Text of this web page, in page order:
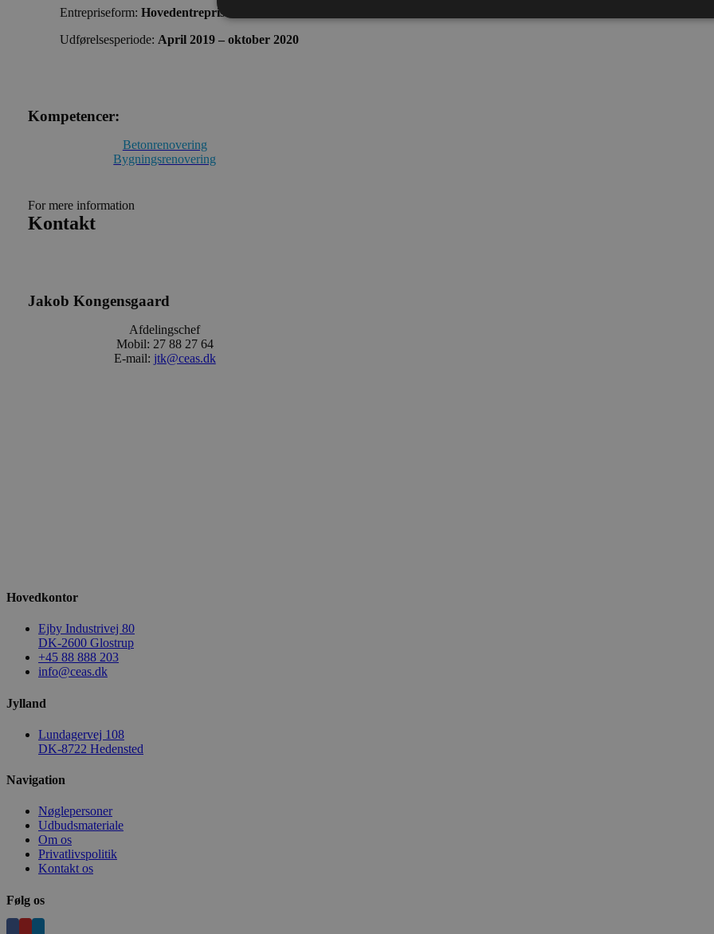
Entrepriseform: Hovedentreprise
Udførelsesperiode: April 2019 – oktober 2020
Kompetencer:
Betonrenovering
Bygningsrenovering
For mere information
Kontakt
Jakob Kongensgaard
Afdelingschef
Mobil: 27 88 27 64
E-mail: jtk@ceas.dk
Hovedkontor
Ejby Industrivej 80
DK-2600 Glostrup
+45 88 888 203
info@ceas.dk
Jylland
Lundagervej 108
DK-8722 Hedensted
Navigation
Nøglepersoner
Udbudsmateriale
Om os
Privatlivspolitik
Kontakt os
Følg os